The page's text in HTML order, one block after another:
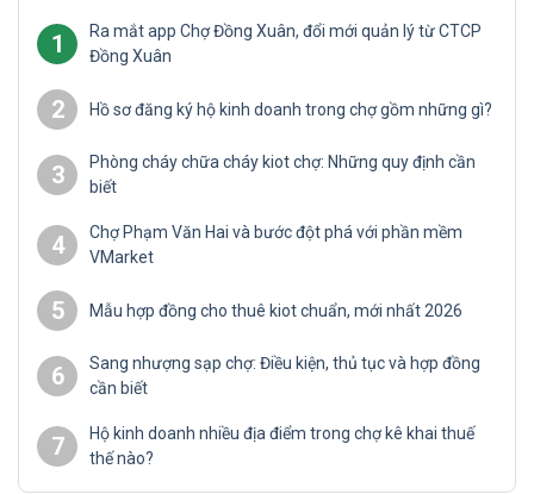
1
Ra mắt app Chợ Đồng Xuân, đổi mới quản lý từ CTCP
Đồng Xuân
2 Hồ sơ đăng ký hộ kinh doanh trong chợ gồm những gì?
3
Phòng cháy chữa cháy kiot chợ: Những quy định cần
biết
4
Chợ Phạm Văn Hai và bước đột phá với phần mềm
VMarket
5 Mẫu hợp đồng cho thuê kiot chuẩn, mới nhất 2026
6
Sang nhượng sạp chợ: Điều kiện, thủ tục và hợp đồng
cần biết
7
Hộ kinh doanh nhiều địa điểm trong chợ kê khai thuế
thế nào?